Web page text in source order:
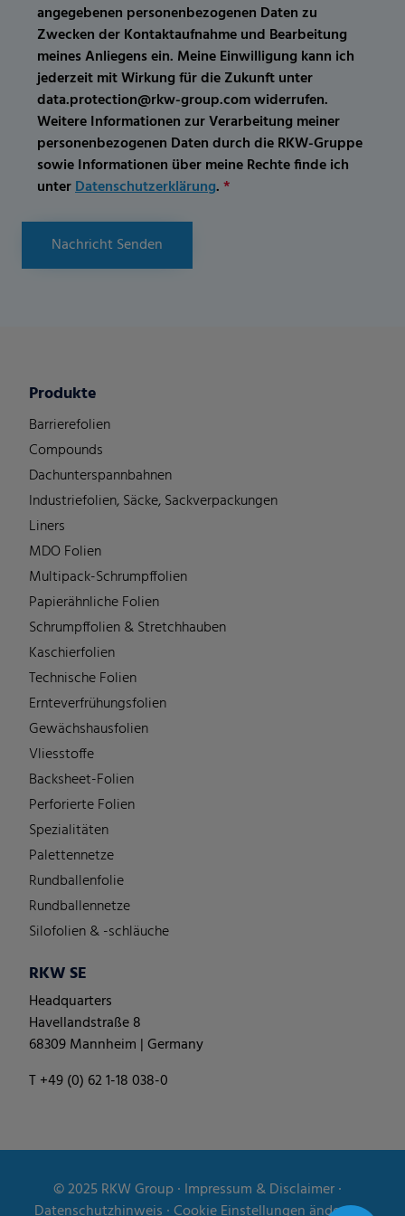
angegebenen personenbezogenen Daten zu
Zwecken der Kontaktaufnahme und Bearbeitung
meines Anliegens ein. Meine Einwilligung kann ich
jederzeit mit Wirkung für die Zukunft unter
data.protection@rkw-group.com widerrufen.
Weitere Informationen zur Verarbeitung meiner
personenbezogenen Daten durch die RKW-Gruppe
sowie Informationen über meine Rechte finde ich
unterDatenschutzerklärung.*
Nachricht Senden
Produkte
Barrierefolien
Compounds
Dachunterspannbahnen
Industriefolien, Säcke, Sackverpackungen
Liners
MDO Folien
Multipack-Schrumpffolien
Papierähnliche Folien
Schrumpffolien & Stretchhauben
Kaschierfolien
Technische Folien
Ernteverfrühungsfolien
Gewächshausfolien
Vliesstoffe
Backsheet-Folien
Perforierte Folien
Spezialitäten
Palettennetze
Rundballenfolie
Rundballennetze
Silofolien & -schläuche
RKW SE
Headquarters
Havellandstraße 8
68309 Mannheim | Germany
T +49 (0) 62 1-18 038-0
© 2025RKW Group∙ Impressum & Disclaimer∙